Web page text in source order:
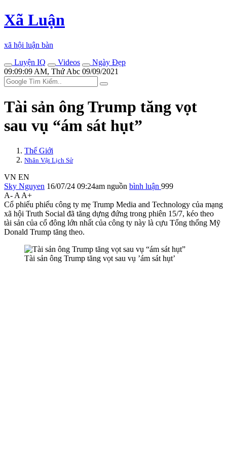
Xã Luận
xã hội luận bàn
Luyện IQ
Videos
Ngày Đẹp
09:09:09 AM, Thứ Abc 09/09/2021
Tài sản ông Trump tăng vọt
sau vụ “ám sát hụt”
Thế Giới
Nhân Vật Lịch Sử
VN EN
Sky Nguyen 16/07/24 09:24am nguồn bình luận 999
A- A A+
Cổ phiếu phiếu công ty mẹ Trump Media and Technology của mạng
xã hội Truth Social đã tăng dựng đứng trong phiên 15/7, kéo theo
tài sản của cổ đông lớn nhất của công ty này là cựu Tổng thống Mỹ
Donald Trump tăng theo.
Tài sản ông Trump tăng vọt sau vụ ’ám sát hụt’